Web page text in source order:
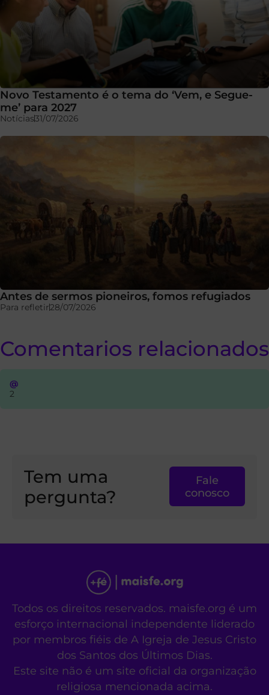
Novo Testamento é o tema do ‘Vem, e Segue-
me’ para 2027
Notícias31/07/2026
Antes de sermos pioneiros, fomos refugiados
Para refletir28/07/2026
Comentarios relacionados
@
2
Tem uma
pergunta?
Fale
conosco
Todos os direitos reservados. maisfe.org é um
esforço internacional independente liderado
por membros fiéis de A Igreja de Jesus Cristo
dos Santos dos Últimos Dias.
Este site não é um site oficial da organização
religiosa mencionada acima.